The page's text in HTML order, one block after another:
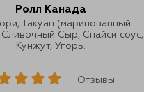
Отзывы
Ролл Канада
Такуан (маринованный
Сливочный Сыр, Спайси соус,
Кунжут, Угорь.